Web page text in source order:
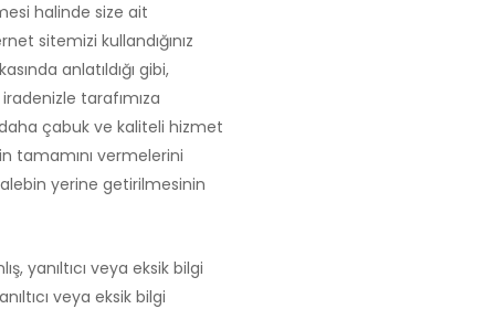
halinde size ait
sitemizi kullandığınız
anlatıldığı gibi,
tarafımıza
daha çabuk ve kaliteli hizmet
tamamını vermelerini
yerine getirilmesinin
yanıltıcı veya eksik bilgi
veya eksik bilgi